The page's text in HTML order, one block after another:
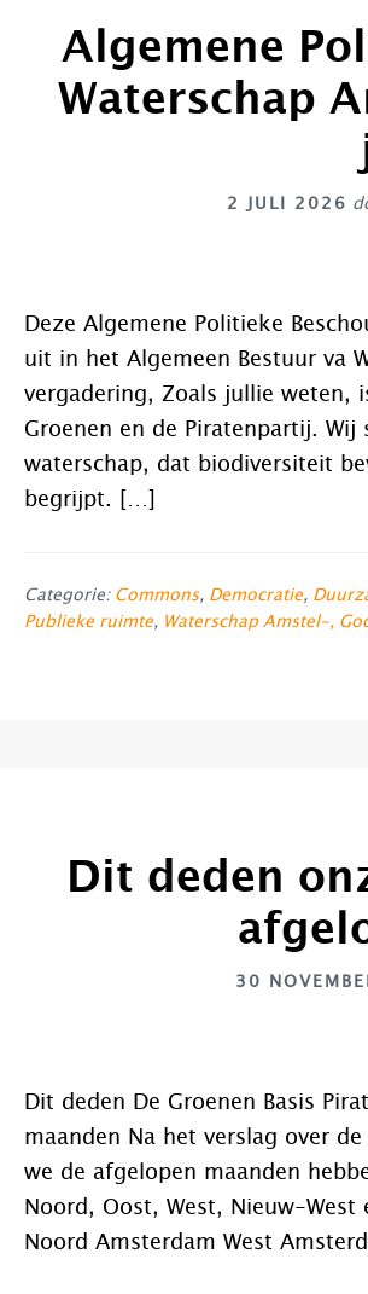
Algemene
Waterschap
2 JULI 2026
Deze Algemene Politieke
uit in het Algemeen Bestuur va
vergadering, Zoals jullie weten,
Groenen en de Piratenpartij.
waterschap, dat biodiversiteit
begrijpt. […]
Categorie: Commons, Democratie,
Publieke ruimte, Waterschap Amstel-,
Dit deden
30
Dit deden De Groenen Basis
maanden Na het verslag over
we de afgelopen maanden
Noord, Oost, West, Nieuw-
Noord Amsterdam West